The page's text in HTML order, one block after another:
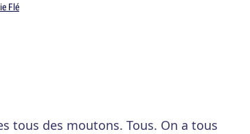
Flé
tous des moutons. Tous. On a tous